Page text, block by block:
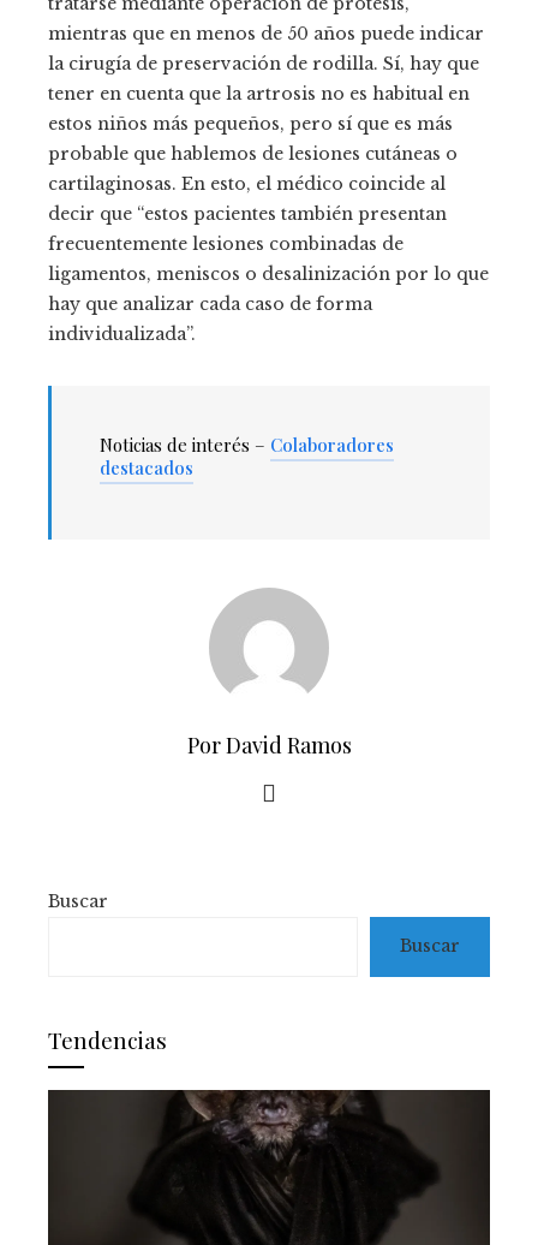
mientras que en menos de 50 años puede indicar
la cirugía de preservación de rodilla. Sí, hay que
tener en cuenta que la artrosis no es habitual en
estos niños más pequeños, pero sí que es más
probable que hablemos de lesiones cutáneas o
cartilaginosas. En esto, el médico coincide al
decir que “estos pacientes también presentan
frecuentemente lesiones combinadas de
ligamentos, meniscos o desalinización por lo que
hay que analizar cada caso de forma
individualizada”.
Noticias de interés – Colaboradores
destacados
Por David Ramos
Buscar
Buscar
Tendencias